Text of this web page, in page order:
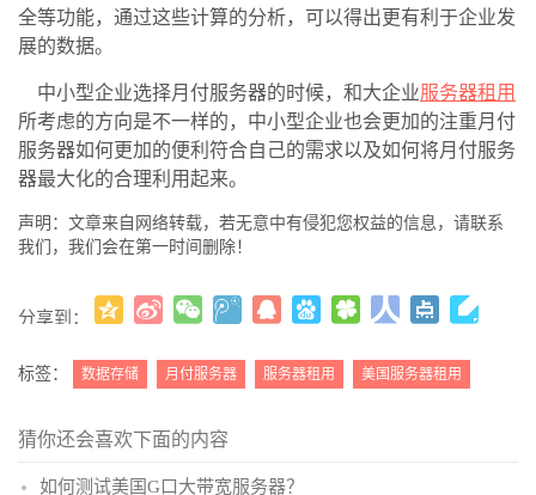
全等功能，通过这些计算的分析，可以得出更有利于企业发
展的数据。
中小型企业选择月付服务器的时候，和大企业服务器租用
所考虑的方向是不一样的，中小型企业也会更加的注重月付
服务器如何更加的便利符合自己的需求以及如何将月付服务
器最大化的合理利用起来。
声明：文章来自网络转载，若无意中有侵犯您权益的信息，请联系
我们，我们会在第一时间删除！
分享到：
( )
标签： 数据存储 月付服务器 服务器租用 美国服务器租用
猜你还会喜欢下面的内容
如何测试美国G口大带宽服务器？